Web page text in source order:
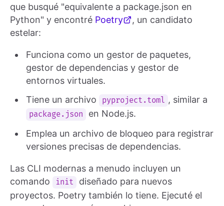
que busqué "equivalente a package.json en
Python" y encontré Poetry
, un candidato
estelar:
Funciona como un gestor de paquetes,
gestor de dependencias y gestor de
entornos virtuales.
Tiene un archivo
pyproject.toml , similar a
package.json
en Node.js.
Emplea un archivo de bloqueo para registrar
versiones precisas de dependencias.
Las CLI modernas a menudo incluyen un
comando
init
diseñado para nuevos
proyectos. Poetry también lo tiene. Ejecuté el